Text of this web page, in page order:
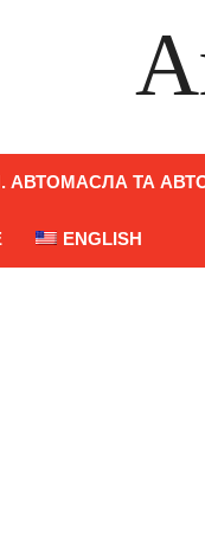
АВТОМАСЛА ТА
ENGLISH